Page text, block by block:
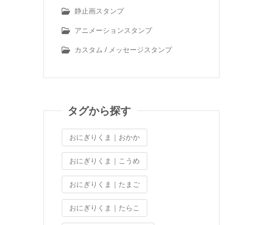
静止画スタンプ
アニメーションスタンプ
カスタム / メッセージスタンプ
タグから探す
おにぎりくま｜おかか
おにぎりくま｜こうめ
おにぎりくま｜たまご
おにぎりくま｜たらこ